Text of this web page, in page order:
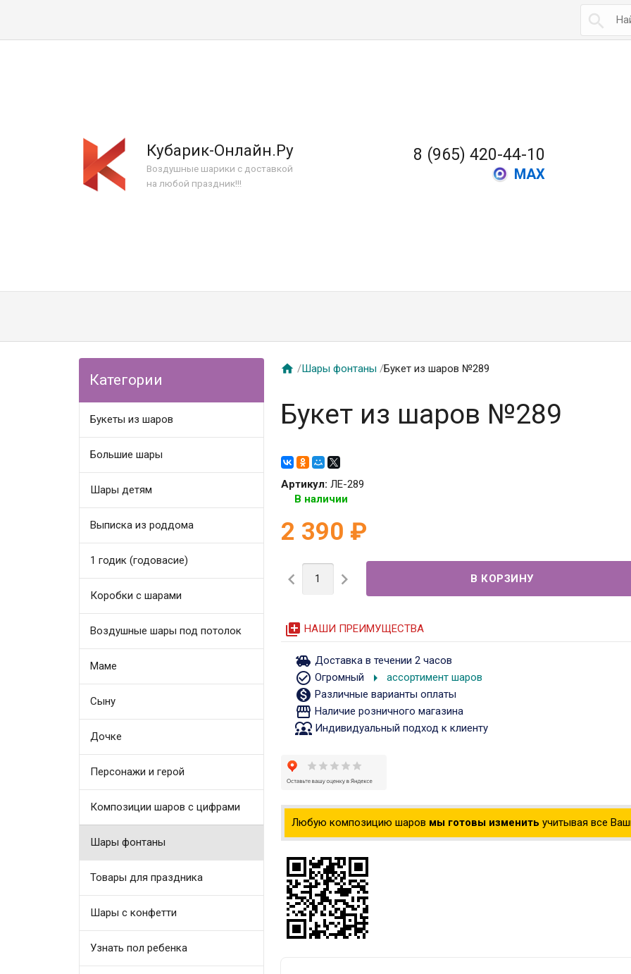

Кубарик-Онлайн.Ру
Воздушные шарики с доставкой
на любой праздник!!!
8 (965) 420-44-10
MAX
Категории
Букеты из шаров
Большие шары
Шары детям
Выписка из роддома
1 годик (годовасие)
Коробки с шарами
Воздушные шары под потолок
Маме
Сыну
Дочке
Персонажи и герой
Композиции шаров с цифрами
Шары фонтаны
Товары для праздника
Шары с конфетти
Узнать пол ребенка
 /Шары фонтаны /Букет из шаров №289
Букет из шаров №289
Артикул: ЛЕ-289
В наличии
2 390 ₽
 
queue НАШИ ПРЕИМУЩЕСТВА
toys Доставка в течении 2 часов
check_circle_outline Огромный arrow_right ассортимент шаров
monetization_on Различные варианты оплаты
storefront Наличие розничного магазина
diversity_1Индивидуальный подход к клиенту
Любую композицию шаров мы готовы изменить учитывая все